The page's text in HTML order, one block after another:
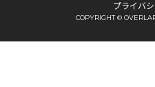
プライバ
COPYRIGHT ©